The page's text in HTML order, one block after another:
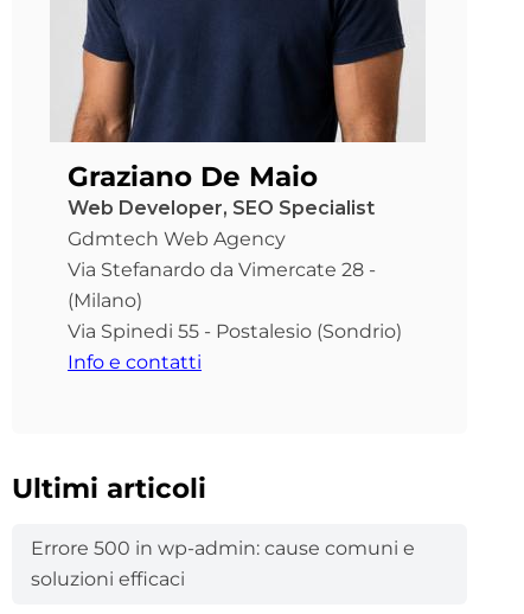
Graziano De Maio
Web Developer, SEO Specialist
Gdmtech Web Agency
Via Stefanardo da Vimercate 28 -
(Milano)
Via Spinedi 55 - Postalesio (Sondrio)
Info e contatti
Ultimi articoli
Errore 500 in wp-admin: cause comuni e
soluzioni efficaci